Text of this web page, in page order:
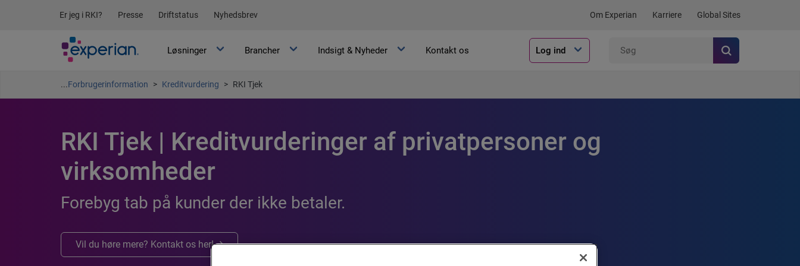
Er jeg i RKI? Presse Driftstatus Nyhedsbrev Om Experian Karriere Global Sites
Løsninger Brancher Indsigt & Nyheder Kontakt os Log ind
...Forbrugerinformation Kreditvurdering RKI Tjek
RKI Tjek | Kreditvurderinger af privatpersoner og
virksomheder
Forebyg tab på kunder der ikke betaler.
Vil du høre mere? Kontakt os her!